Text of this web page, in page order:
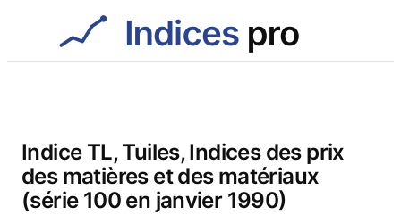
Indice TL, Tuiles, Indices des prix
des matières et des matériaux
(série 100 en janvier 1990)